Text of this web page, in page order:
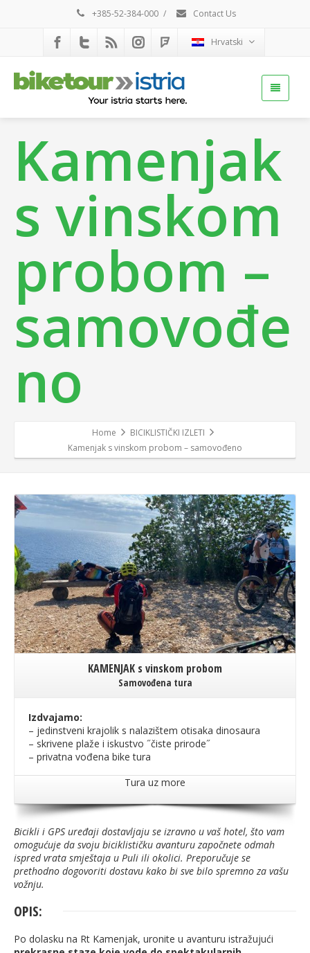
+385-52-384-000 / Contact Us
Hrvatski
Kamenjak
s vinskom
probom –
samovođe
no
Home
BICIKLISTIČKI IZLETI
Kamenjak s vinskom probom – samovođeno
KAMENJAK s vinskom probom
Samovođena tura
Izdvajamo:
– jedinstveni krajolik s nalazištem otisaka dinosaura
– skrivene plaže i iskustvo ˝čiste prirode˝
– privatna vođena bike tura
Tura uz more
Bicikli i GPS uređaji dostavljaju se izravno u vaš hotel, što vam
omogućuje da svoju biciklističku avanturu započnete odmah
ispred vrata smještaja u Puli ili okolici. Preporučuje se
prethodno dogovoriti dostavu kako bi sve bilo spremno za vašu
vožnju.
OPIS:
Po dolasku na Rt Kamenjak, uronite u avanturu istražujući